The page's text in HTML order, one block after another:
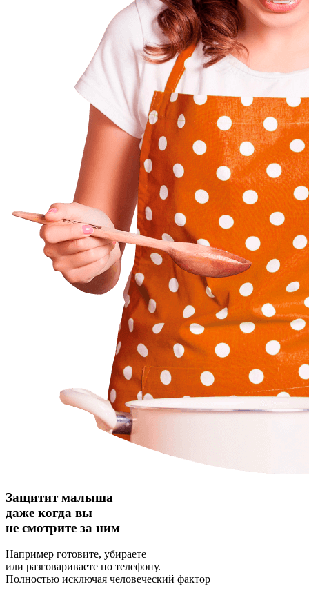
Защитит малыша
даже когда вы
не смотрите за ним
Например готовите, убираете
или разговариваете по телефону.
Полностью исключая человеческий фактор